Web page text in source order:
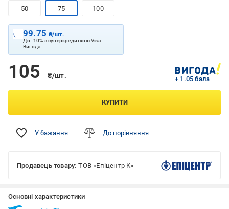
50 75 100
99.75₴/шт.
До -10% з суперкредиткою Visa
Вигода
105 ₴/шт. + 1.05 бала
КУПИТИ
У бажання До порівняння
Продавець товару: ТОВ «Епіцентр К»
Основні характеристики